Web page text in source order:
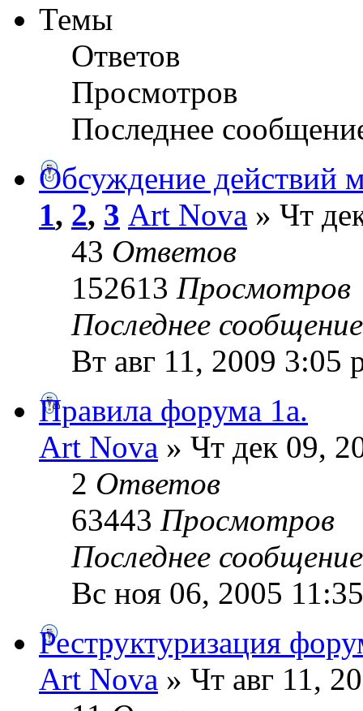
Темы
Ответов
Просмотров
Последнее
Обсуждение действий
1, 2, 3 Art Nova » Чт
43 Ответов
152613 Просмотров
Последнее
Вт авг 11, 2009 3:05
Правила форума 1а.
Art Nova » Чт дек 09,
2 Ответов
63443 Просмотров
Последнее
Вс ноя 06, 2005
Реструктуризация
Art Nova » Чт авг 11,